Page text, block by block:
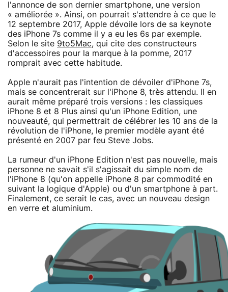
l'annonce de son dernier smartphone, une version
« améliorée ». Ainsi, on pourrait s'attendre à ce que le
12 septembre 2017, Apple dévoile lors de sa keynote
des iPhone 7s comme il y a eu les 6s par exemple.
Selon le site 9to5Mac, qui cite des constructeurs
d'accessoires pour la marque à la pomme, 2017
romprait avec cette habitude.
Apple n'aurait pas l'intention de dévoiler d'iPhone 7s,
mais se concentrerait sur l'iPhone 8, très attendu. Il en
aurait même préparé trois versions : les classiques
iPhone 8 et 8 Plus ainsi qu'un iPhone Edition, une
nouveauté, qui permettrait de célébrer les 10 ans de la
révolution de l'iPhone, le premier modèle ayant été
présenté en 2007 par feu Steve Jobs.
La rumeur d'un iPhone Edition n'est pas nouvelle, mais
personne ne savait s'il s'agissait du simple nom de
l'iPhone 8 (qu'on appelle iPhone 8 par commodité en
suivant la logique d'Apple) ou d'un smartphone à part.
Finalement, ce serait le cas, avec un nouveau design
en verre et aluminium.